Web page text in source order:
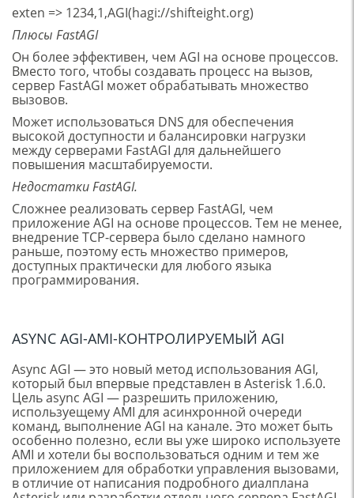
exten => 1234,1,AGI(hagi://shifteight.org)
Плюсы FastAGI
Он более эффективен, чем AGI на основе процессов.
Вместо того, чтобы создавать процесс на вызов,
сервер FastAGI может обрабатывать множество
вызовов.
Может использоваться DNS для обеспечения
высокой доступности и балансировки нагрузки
между серверами FastAGI для дальнейшего
повышения масштабируемости.
Недостатки FastAGI.
Сложнее реализовать сервер FastAGI, чем
приложение AGI на основе процессов. Тем не менее,
внедрение TCP-сервера было сделано намного
раньше, поэтому есть множество примеров,
доступных практически для любого языка
программирования.
ASYNC AGI-AMI-КОНТРОЛИРУЕМЫЙ AGI
Async AGI — это новый метод использования AGI,
который был впервые представлен в Asterisk 1.6.0.
Цель async AGI — разрешить приложению,
используещему AMI для асинхронной очереди
команд, выполнение AGI на канале. Это может быть
особенно полезно, если вы уже широко используете
AMI и хотели бы воспользоваться одним и тем же
приложением для обработки управления вызовами,
в отличие от написания подробного диалплана